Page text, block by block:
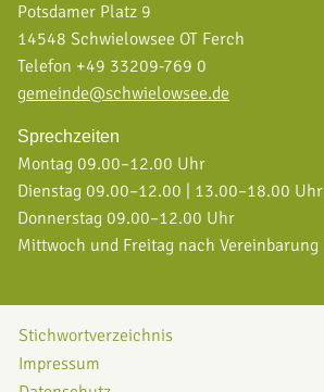
Potsdamer Platz 9
14548 Schwielowsee OT Ferch
Telefon +49 33209-769 0
gemeinde@schwielowsee.de
Sprechzeiten
Montag 09.00–12.00 Uhr
Dienstag 09.00–12.00 | 13.00–18.00 Uhr
Donnerstag 09.00–12.00 Uhr
Mittwoch und Freitag nach Vereinbarung
Stichwortverzeichnis
Impressum